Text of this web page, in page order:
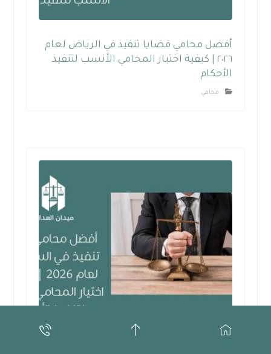
أفضل محامي قضايا تنفيذ في الرياض لعام
٢٠٢٦ | كيفية اختيار المحامي الأنسب لتنفيذ
الأحكام
محامي